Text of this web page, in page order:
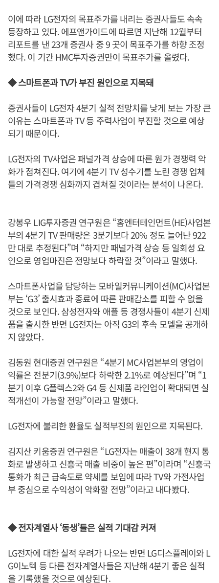
이에 따라 LG전자의 목표주가를 내리는 증권사들도 속속
등장하고 있다. 에프앤가이드에 따르면 지난해 12월부터
리포트를 낸 23개 증권사 중 9 곳이 목표주가를 하향 조정
했다. 이 기간 HMC투자증권만이 목표주가를 올렸다.
◆ 스마트폰과 TV가 부진 원인으로 지목돼
증권사들이 LG전자 4분기 실적 전망치를 낮게 보는 가장 큰
이유는 스마트폰과 TV 등 주력사업이 부진할 것으로 예상
되기 때문이다.
LG전자의 TV사업은 패널가격 상승에 따른 원가 경쟁력 악
화가 점쳐진다. 여기에 4분기 TV 성수기를 노린 경쟁 업체
들의 가격경쟁 심화까지 겹쳐질 것이라는 분석이 나온다.
강봉우 LIG투자증권 연구원은 “홈엔터테인먼트(HE)사업본
부의 4분기 TV 판매량은 3분기보다 20% 정도 늘어난 922
만 대로 추정된다”며 “하지만 패널가격 상승 등 일회성 요
인으로 영업마진은 전망보다 하락할 것”이라고 말했다.
스마트폰사업을 담당하는 모바일커뮤니케이션(MC)사업본
부는 ‘G3’ 출시효과 종료에 따른 판매감소를 피할 수 없을
것으로 보인다. 삼성전자와 애플 등 경쟁사들이 4분기 신제
품을 출시한 반면 LG전자는 아직 G3의 후속 모델을 공개하
지 않았다.
김동원 현대증권 연구원은 “4분기 MC사업본부의 영업이
익률은 전분기(3.9%)보다 하락한 2.1%로 예상된다”며 “1
분기 이후 G플렉스2와 G4 등 신제품 라인업이 확대되면 실
적개선이 가능할 전망”이라고 말했다.
LG전자에 불리한 환율도 실적부진의 원인으로 지목된다.
김지산 키움증권 연구원은 “LG전자는 매출이 38개 현지 통
화로 발생하고 신흥국 매출 비중이 높은 편”이라며 “신훙국
통화가 최근 급속도로 약세를 보임에 따라 TV와 가전사업
부 중심으로 수익성이 악화할 전망”이라고 내다봤다.
◆ 전자계열사 ‘동생’들은 실적 기대감 커져
LG전자에 대한 실적 우려가 나오는 반면 LG디스플레이와 L
G이노텍 등 다른 전자계열사들은 지난해 4분기 좋은 실적
을 기록했을 것으로 예상된다.